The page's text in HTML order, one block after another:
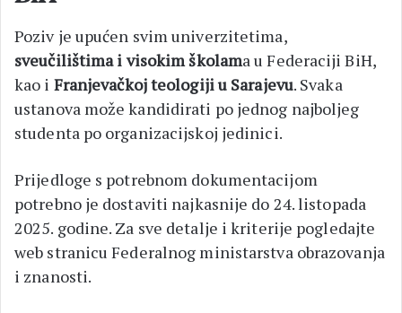
Poziv je upućen svim univerzitetima,
sveučilištima i visokim školama u Federaciji BiH,
kao i Franjevačkoj teologiji u Sarajevu. Svaka
ustanova može kandidirati po jednog najboljeg
studenta po organizacijskoj jedinici.
Prijedloge s potrebnom dokumentacijom
potrebno je dostaviti najkasnije do 24. listopada
2025. godine. Za sve detalje i kriterije pogledajte
web stranicu Federalnog ministarstva obrazovanja
i znanosti.